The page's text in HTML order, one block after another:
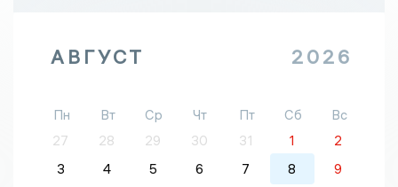
АВГУСТ 2026
Пн Вт Ср Чт Пт Сб
Вс
27
28 29 30 31 1
2
3
4 5 6 7 8 9